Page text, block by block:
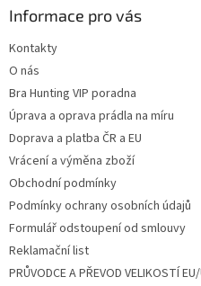
Informace pro vás
Kontakty
O nás
Bra Hunting VIP poradna
Úprava a oprava prádla na míru
Doprava a platba ČR a EU
Vrácení a výměna zboží
Obchodní podmínky
Podmínky ochrany osobních údajů
Formulář odstoupení od smlouvy
Reklamační list
PRŮVODCE A PŘEVOD VELIKOSTÍ